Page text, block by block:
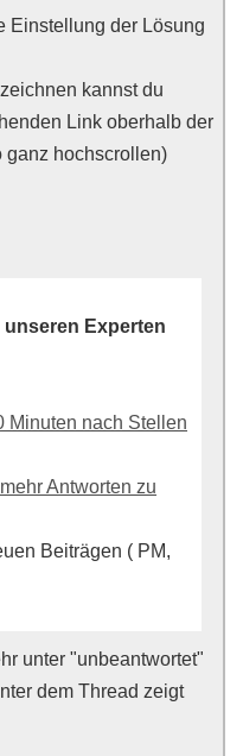
Einstellung der Lösung
kannst du
Link oberhalb der
ganz hochscrollen)
unseren Experten
Minuten nach Stellen
Antworten zu
Beiträgen ( PM,
unter "unbeantwortet"
dem Thread zeigt